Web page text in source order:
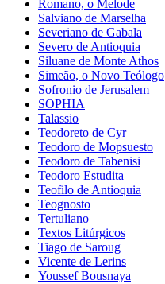
Romano, o Melode
Salviano de Marselha
Severiano de Gabala
Severo de Antioquia
Siluane de Monte Athos
Simeão, o Novo Teólogo
Sofronio de Jerusalem
SOPHIA
Talassio
Teodoreto de Cyr
Teodoro de Mopsuesto
Teodoro de Tabenisi
Teodoro Estudita
Teofilo de Antioquia
Teognosto
Tertuliano
Textos Litúrgicos
Tiago de Saroug
Vicente de Lerins
Youssef Bousnaya